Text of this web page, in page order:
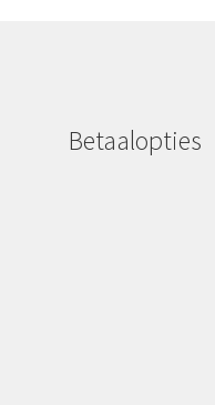
Betaalopties